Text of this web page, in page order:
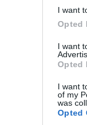
I want
Opted
I want
Opted
I want
of my
was
Opted
vagy séta a